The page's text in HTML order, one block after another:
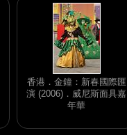
香港．金鐘：新春國際匯
演 (2006)．威尼斯面具嘉
年華